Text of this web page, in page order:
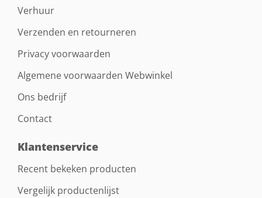
Verhuur
Verzenden en retourneren
Privacy voorwaarden
Algemene voorwaarden Webwinkel
Ons bedrijf
Contact
Klantenservice
Recent bekeken producten
Vergelijk productenlijst